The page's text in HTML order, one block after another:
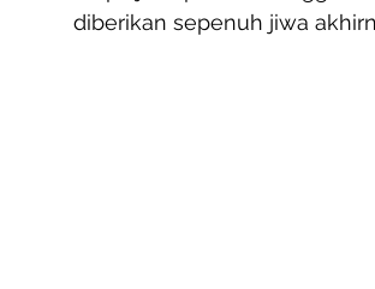
diberikan sepenuh jiwa